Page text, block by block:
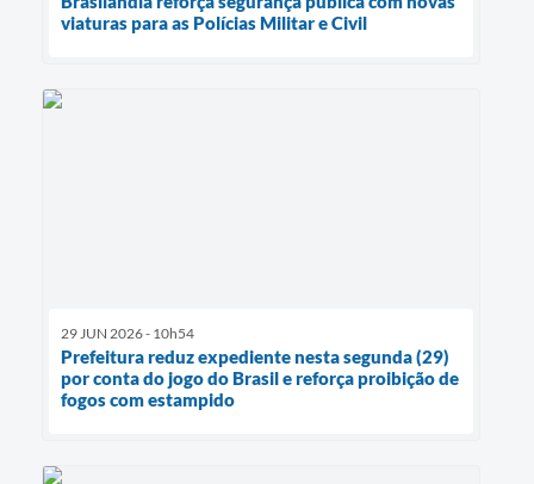
viaturas para as Polícias Militar e Civil
29 JUN 2026 - 10h54
Prefeitura reduz expediente nesta segunda (29)
por conta do jogo do Brasil e reforça proibição de
fogos com estampido